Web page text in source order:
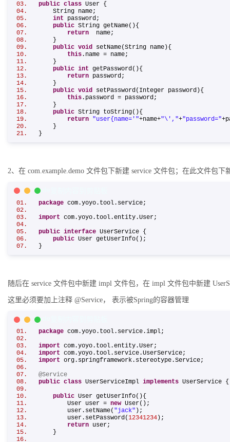
public class User {
String name;
int password;
public String getName(){
return name;
}
public void setName(String name){
this.name = name;
}
public int getPassword(){
return password;
}
public void setPassword(Integer password){
this.password = password;
}
public String toString(){
return "user{name='"+name+"\',"+"password="
}
}
2、在 com.example.demo 文件包下新建 service 文件包；在此文件包
Java Code
package com.yoyo.tool.service;
import com.yoyo.tool.entity.User;
public interface UserService {
public User getUserInfo();
}
随后在 service 文件包中新建 impl 文件包，在 impl 文件包中新建
这里必须要加上注释 @Service， 表示被Spring的容器管理
Java Code
package com.yoyo.tool.service.impl;
import com.yoyo.tool.entity.User;
import com.yoyo.tool.service.UserService;
import org.springframework.stereotype.Service;
@Service
public class UserServiceImpl implements
public User getUserInfo(){
User user = new User();
user.setName( "jack" );
user.setPassword(12341234 );
return user;
}